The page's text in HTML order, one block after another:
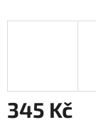
345 Kč